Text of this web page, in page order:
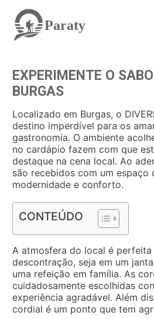
Paraty
EXPERIMENTE O
BURGAS
Localizado em Burgas, o
destino imperdível para os
gastronomia. O ambiente
no cardápio fazem com que
destaque na cena local. Ao
são recebidos com um espaço
modernidade e conforto.
CONTEÚDO
A atmosfera do local é
descontração, seja em um
uma refeição em família. As
cuidadosamente escolhidas
experiência agradável. Além
cordial é um ponto que tem